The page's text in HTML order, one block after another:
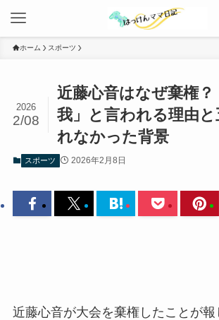
ホーム スポーツ
近藤心音はなぜ棄権？
我」と言われる理由と
れなかった背景
2026
2/08
スポーツ 2026年2月8日
近藤心音が大会を棄権したことが報